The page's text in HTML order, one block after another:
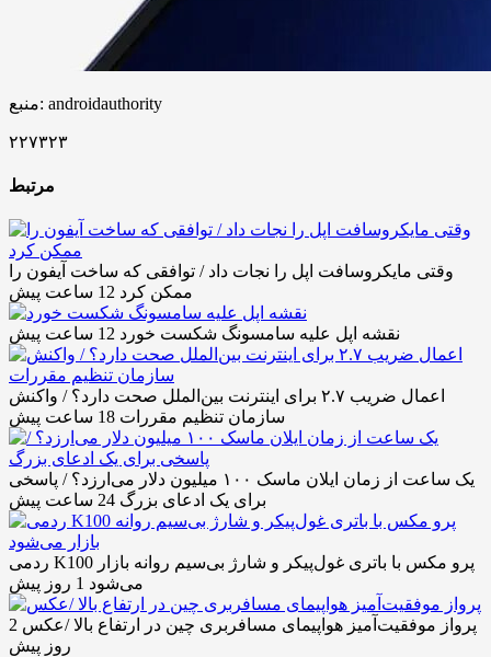
منبع: androidauthority
۲۲۷۳۲۳
مرتبط
وقتی مایکروسافت اپل را نجات داد / توافقی که ساخت آیفون را
ممکن کرد 12 ساعت پیش
نقشه اپل علیه سامسونگ شکست خورد 12 ساعت پیش
اعمال ضریب ۲.۷ برای اینترنت بین‌الملل صحت دارد؟ / واکنش
سازمان تنظیم مقررات 18 ساعت پیش
یک ساعت از زمان ایلان ماسک ۱۰۰ میلیون دلار می‌ارزد؟ / پاسخی
برای یک ادعای بزرگ 24 ساعت پیش
ردمی K100 پرو مکس با باتری غول‌پیکر و شارژ بی‌سیم روانه بازار
می‌شود 1 روز پیش
پرواز موفقیت‌آمیز هواپیمای مسافربری چین در ارتفاع بالا /عکس 2
روز پیش